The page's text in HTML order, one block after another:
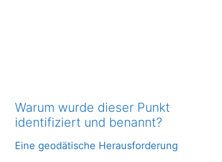
Warum wurde dieser Punkt
identifiziert und benannt?
Eine geodätische Herausforderung